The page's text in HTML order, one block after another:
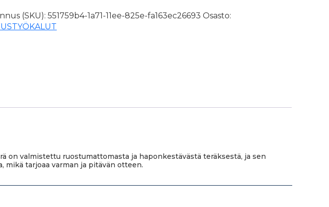
(SKU):551759b4-1a71-11ee-825e-fa163ec26693 Osasto:
on valmistettu ruostumattomasta ja haponkestävästä teräksestä, ja sen
mikä tarjoaa varman ja pitävän otteen.